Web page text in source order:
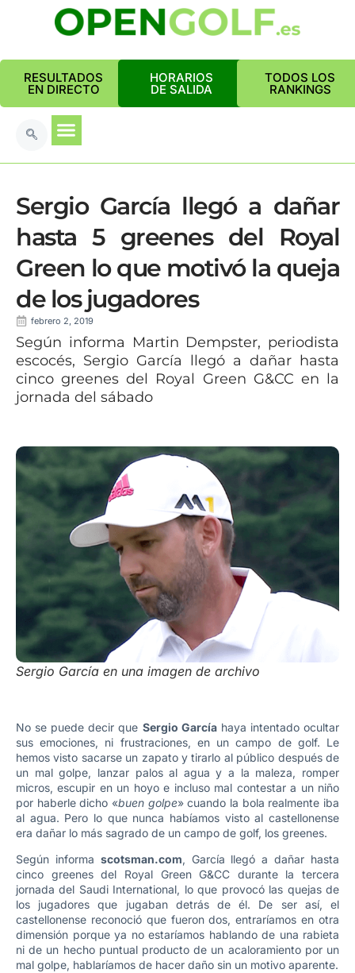
RESULTADOS
EN DIRECTO
HORARIOS
DE SALIDA
TODOS LOS
RANKINGS
Sergio García llegó a dañar
hasta 5 greenes del Royal
Green lo que motivó la queja
de los jugadores
febrero 2, 2019
Según informa Martin Dempster, periodista
escocés, Sergio García llegó a dañar hasta
cinco greenes del Royal Green G&CC en la
jornada del sábado
Sergio García en una imagen de archivo
No se puede decir que Sergio Garcíahaya intentado ocultar
sus emociones, ni frustraciones, en un campo de golf. Le
hemos visto sacarse un zapato y tirarlo al público después de
un mal golpe, lanzar palos al agua y a la maleza, romper
micros, escupir en un hoyo e incluso mal contestar a un niño
por haberle dicho «buen golpe» cuando la bola realmente iba
al agua. Pero lo que nunca habíamos visto al castellonense
era dañar lo más sagrado de un campo de golf, los greenes.
Según informa scotsman.com, García llegó a dañar hasta
cinco greenes del Royal Green G&CC durante la tercera
jornada del Saudi International, lo que provocó las quejas de
los jugadores que jugaban detrás de él. De ser así, el
castellonense reconoció que fueron dos, entraríamos en otra
dimensión porque ya no estaríamos hablando de una rabieta
ni de un hecho puntual producto de un acaloramiento por un
mal golpe, hablaríamos de hacer daño sin un motivo aparente.